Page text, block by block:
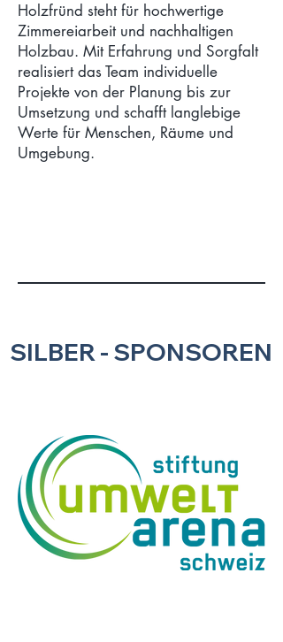
Holzfründ steht für hochwertige
Zimmereiarbeit und nachhaltigen
Holzbau. Mit Erfahrung und Sorgfalt
realisiert das Team individuelle
Projekte von der Planung bis zur
Umsetzung und schafft langlebige
Werte für Menschen, Räume und
Umgebung.
SILBER - SPONSOREN.